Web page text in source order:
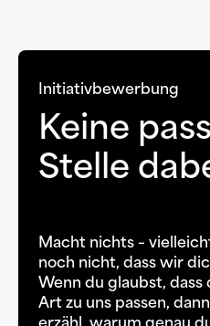
Initiativbewerbung
Keine
Stelle
Macht nichts –
noch nicht, dass wir
Wenn du glaubst, dass
Art zu uns passen,